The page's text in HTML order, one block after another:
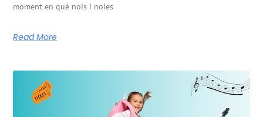
moment en què nois i noies
Read More